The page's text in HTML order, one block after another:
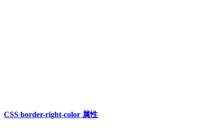
CSS border-right-color 属性